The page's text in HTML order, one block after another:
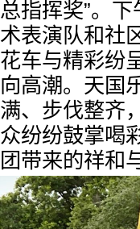
总指挥奖”。
术表演队和社
花车与精彩纷
向高潮。天国
满、步伐整齐
众纷纷鼓掌喝
团带来的祥和